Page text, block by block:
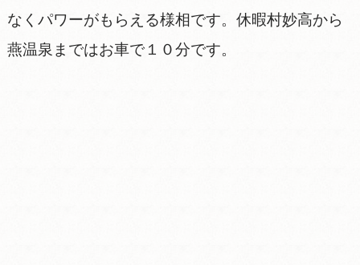
なくパワーがもらえる様相です。休暇村妙高から
燕温泉まではお車で１０分です。